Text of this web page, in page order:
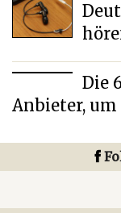
Die
Anbieter,